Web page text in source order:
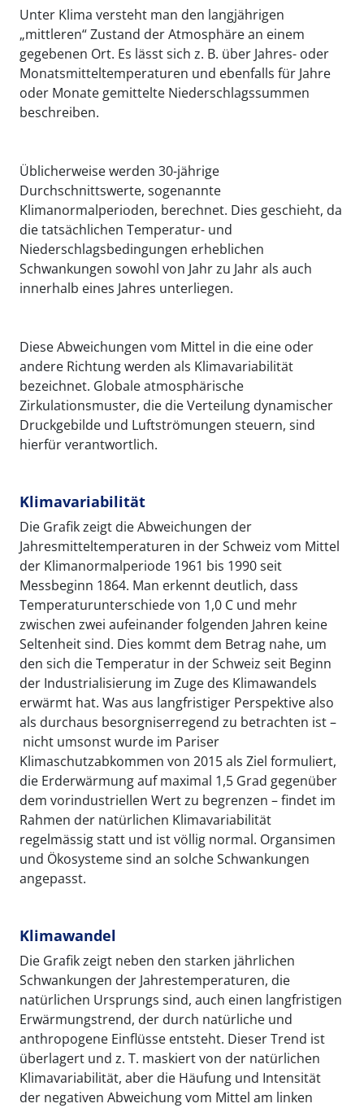
Unter Klima versteht man den langjährigen
„mittleren“ Zustand der Atmosphäre an einem
gegebenen Ort. Es lässt sich z. B. über Jahres- oder
Monatsmitteltemperaturen und ebenfalls für Jahre
oder Monate gemittelte Niederschlagssummen
beschreiben.
Üblicherweise werden 30-jährige
Durchschnittswerte, sogenannte
Klimanormalperioden, berechnet. Dies geschieht, da
die tatsächlichen Temperatur- und
Niederschlagsbedingungen erheblichen
Schwankungen sowohl von Jahr zu Jahr als auch
innerhalb eines Jahres unterliegen.
Diese Abweichungen vom Mittel in die eine oder
andere Richtung werden als Klimavariabilität
bezeichnet. Globale atmosphärische
Zirkulationsmuster, die die Verteilung dynamischer
Druckgebilde und Luftströmungen steuern, sind
hierfür verantwortlich.
Klimavariabilität
Die Grafik zeigt die Abweichungen der
Jahresmitteltemperaturen in der Schweiz vom Mittel
der Klimanormalperiode 1961 bis 1990 seit
Messbeginn 1864. Man erkennt deutlich, dass
Temperaturunterschiede von 1,0 C und mehr
zwischen zwei aufeinander folgenden Jahren keine
Seltenheit sind. Dies kommt dem Betrag nahe, um
den sich die Temperatur in der Schweiz seit Beginn
der Industrialisierung im Zuge des Klimawandels
erwärmt hat. Was aus langfristiger Perspektive also
als durchaus besorgniserregend zu betrachten ist –
nicht umsonst wurde im Pariser
Klimaschutzabkommen von 2015 als Ziel formuliert,
die Erderwärmung auf maximal 1,5 Grad gegenüber
dem vorindustriellen Wert zu begrenzen – findet im
Rahmen der natürlichen Klimavariabilität
regelmässig statt und ist völlig normal. Organsimen
und Ökosysteme sind an solche Schwankungen
angepasst.
Klimawandel
Die Grafik zeigt neben den starken jährlichen
Schwankungen der Jahrestemperaturen, die
natürlichen Ursprungs sind, auch einen langfristigen
Erwärmungstrend, der durch natürliche und
anthropogene Einflüsse entsteht. Dieser Trend ist
überlagert und z. T. maskiert von der natürlichen
Klimavariabilität, aber die Häufung und Intensität
der negativen Abweichung vom Mittel am linken